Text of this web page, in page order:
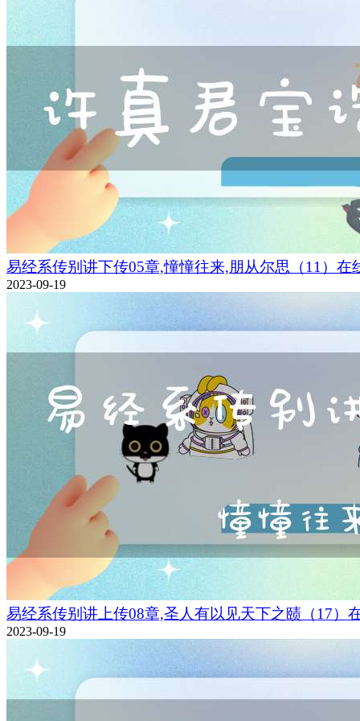
易经系传别讲下传05章,憧憧往来,朋从尔思（11）在
2023-09-19
易经系传别讲上传08章,圣人有以见天下之赜（17）
2023-09-19